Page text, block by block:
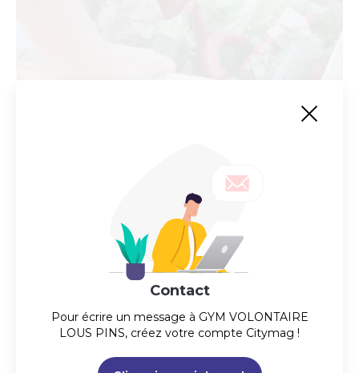
AMAP les Paniers des portes du bassin
Distribution d'aliments bio les mercredis soirs 18h - 19h
Contact
Pour écrire un message à GYM VOLONTAIRE
LOUS PINS, créez votre compte Citymag !